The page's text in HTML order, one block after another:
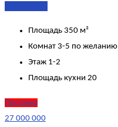
Площадь 350 м²
Комнат 3-5 по желанию
Этаж 1-2
Площадь кухни 20
Продано
27 000 000